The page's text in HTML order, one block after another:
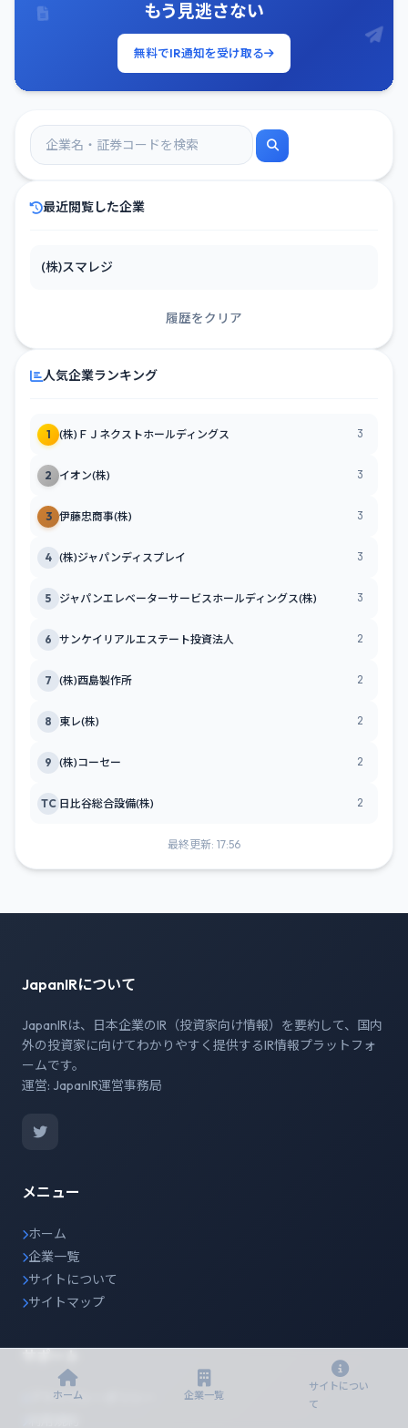
もう見逃さない
無料でIR通知を受け取る
最近閲覧した企業
(株)スマレジ
履歴をクリア
人気企業ランキング
1 (株)ＦＪネクストホールディングス 3
2 イオン(株) 3
3 伊藤忠商事(株) 3
4 (株)ジャパンディスプレイ 3
5 ジャパンエレベーターサービスホールディングス(株) 3
6 サンケイリアルエステート投資法人 2
7 (株)酉島製作所 2
8 東レ(株) 2
9 (株)コーセー 2
TC 日比谷総合設備(株) 2
最終更新: 17:56
JapanIRについて
JapanIRは、日本企業のIR（投資家向け情報）を要約して、国内
外の投資家に向けてわかりやすく提供するIR情報プラットフォ
ームです。
運営: JapanIR運営事務局
メニュー
ホーム
企業一覧
サイトについて
サイトマップ
プライバシーポリシー
ホーム 企業一覧
サイトについ
て